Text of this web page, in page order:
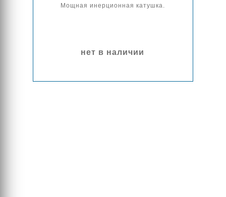
Мощная инерционная катушка.
нет в наличии